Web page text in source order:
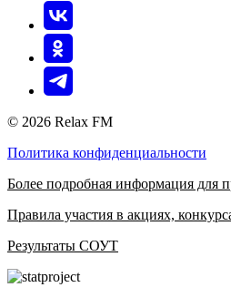
© 2026 Relax FM
Политика конфиденциальности
Более подробная информация для
Правила участия в акциях,
Результаты СОУТ